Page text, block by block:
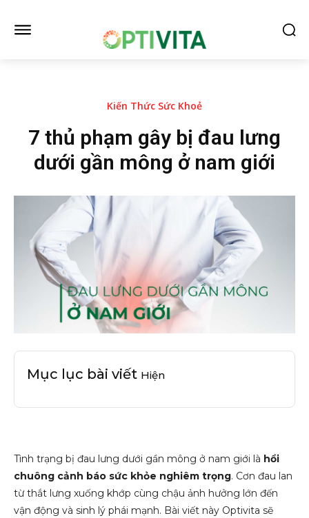
Kiến Thức Sức Khoẻ
7 thủ phạm gây bị đau lưng
dưới gần mông ở nam giới
Mục lục bài viết Hiện
Tình trạng bị đau lưng dưới gần mông ở nam giới là hồi
chuông cảnh báo sức khỏe nghiêm trọng. Cơn đau lan
từ thắt lưng xuống khớp cùng chậu ảnh hưởng lớn đến
vận động và sinh lý phái mạnh. Bài viết này Optivita sẽ